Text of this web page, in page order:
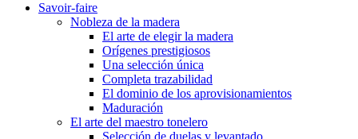
Savoir-faire
Nobleza de la madera
El arte de elegir la madera
Orígenes prestigiosos
Una selección única
Completa trazabilidad
El dominio de los aprovisionamientos
Maduración
El arte del maestro tonelero
Selección de duelas y levantado